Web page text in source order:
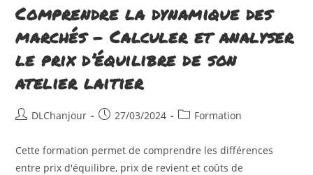
Comprendre la dynamique des
marchés – Calculer et analyser
le prix d’équilibre de son
atelier laitier
Auteur/autrice
publication :
DLChanjour
Publication
27/03/2024
PostFormation
Cette formation permet de comprendre les différences
entre prix d'équilibre, prix de revient et coûts de